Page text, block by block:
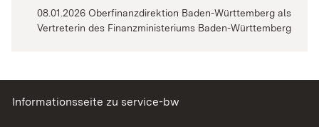
08.01.2026 Oberfinanzdirektion Baden-Württemberg als
Vertreterin des Finanzministeriums Baden-Württemberg
Informationsseite zu service-bw